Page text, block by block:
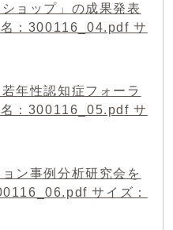
ョップ」の成果発表
：300116_04.pdf サ
年性認知症フォーラ
：300116_05.pdf サ
ン事例分析研究会を
サイズ：